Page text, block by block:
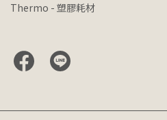
Thermo - 塑膠耗材